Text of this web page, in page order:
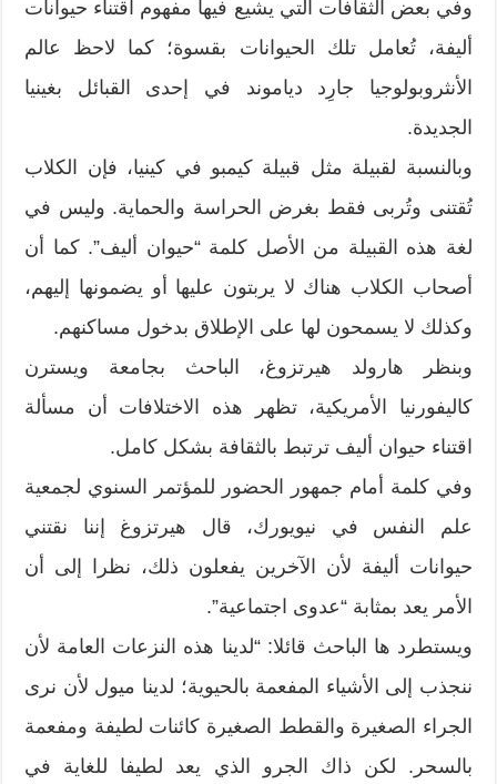
وفي بعض الثقافات التي يشيع فيها مفهوم اقتناء حيوانات
أليفة، تُعامل تلك الحيوانات بقسوة؛ كما لاحظ عالم
الأنثروبولوجيا جارِد دياموند في إحدى القبائل بغينيا
الجديدة.
وبالنسبة لقبيلة مثل قبيلة كيمبو في كينيا، فإن الكلاب
تُقتنى وتُربى فقط بغرض الحراسة والحماية. وليس في
لغة هذه القبيلة من الأصل كلمة “حيوان أليف”. كما أن
أصحاب الكلاب هناك لا يربتون عليها أو يضمونها إليهم،
وكذلك لا يسمحون لها على الإطلاق بدخول مساكنهم.
وبنظر هارولد هيرتزوغ، الباحث بجامعة ويسترن
كاليفورنيا الأمريكية، تظهر هذه الاختلافات أن مسألة
اقتناء حيوان أليف ترتبط بالثقافة بشكل كامل.
وفي كلمة أمام جمهور الحضور للمؤتمر السنوي لجمعية
علم النفس في نيويورك، قال هيرتزوغ إننا نقتني
حيوانات أليفة لأن الآخرين يفعلون ذلك، نظرا إلى أن
الأمر يعد بمثابة “عدوى اجتماعية”.
ويستطرد ها الباحث قائلا: “لدينا هذه النزعات العامة لأن
ننجذب إلى الأشياء المفعمة بالحيوية؛ لدينا ميول لأن نرى
الجراء الصغيرة والقطط الصغيرة كائنات لطيفة ومفعمة
بالسحر. لكن ذاك الجرو الذي يعد لطيفا للغاية في